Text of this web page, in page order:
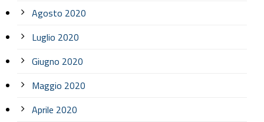
Agosto 2020
Luglio 2020
Giugno 2020
Maggio 2020
Aprile 2020